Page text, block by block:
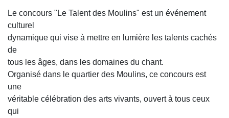
Le concours "Le Talent des Moulins" est un événement
culturel
dynamique qui vise à mettre en lumière les talents cachés
de
tous les âges, dans les domaines du chant.
Organisé dans le quartier des Moulins, ce concours est
une
véritable célébration des arts vivants, ouvert à tous ceux
qui